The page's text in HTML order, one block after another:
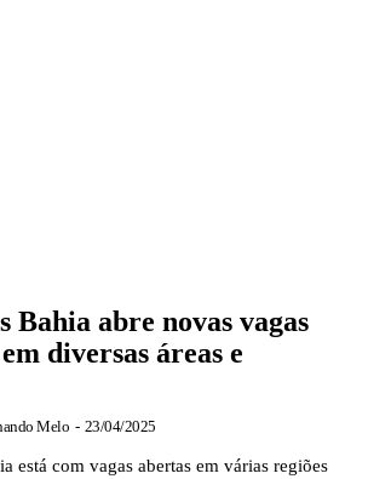
Bahia abre novas vagas
diversas áreas e
Melo - 23/04/2025
está com vagas abertas em várias regiões